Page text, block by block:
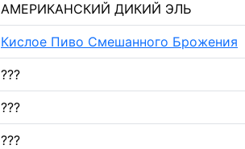
АМЕРИКАНСКИЙ ДИКИЙ ЭЛЬ
Кислое Пиво Смешанного Брожения
???
???
???